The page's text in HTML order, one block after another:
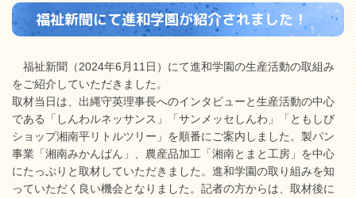
福祉新聞にて進和学園が紹介されました！
福祉新聞（2024年6月11日）にて進和学園の生産活動の取組み
をご紹介していただきました。
取材当日は、出縄守英理事長へのインタビューと生産活動の中心
である「しんわルネッサンス」「サンメッセしんわ」「ともしび
ショップ湘南平リトルツリー」を順番にご案内しました。製パン
事業「湘南みかんぱん」、農産品加工「湘南とまと工房」を中心
にたっぷりと取材していただきました。進和学園の取り組みを知
っていただく良い機会となりました。記者の方からは、取材後に